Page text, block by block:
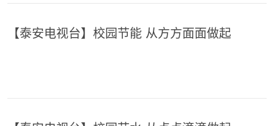
【泰安电视台】校园节能 从方方面面做起